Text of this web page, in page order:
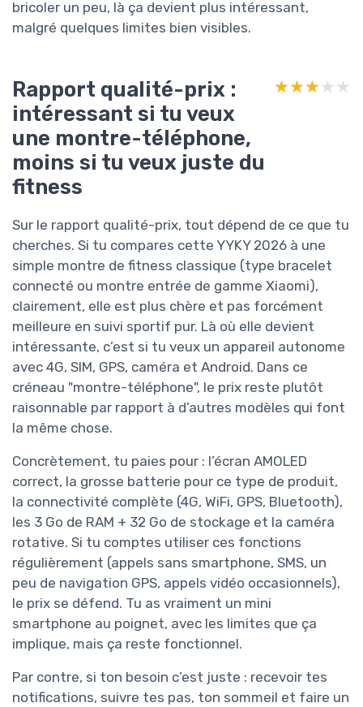
bricoler un peu, là ça devient plus intéressant,
malgré quelques limites bien visibles.
Rapport qualité-prix :
intéressant si tu veux
une montre-téléphone,
moins si tu veux juste du
fitness
★★★★★
★★★★★
Sur le rapport qualité-prix, tout dépend de ce que tu
cherches. Si tu compares cette YYKY 2026 à une
simple montre de fitness classique (type bracelet
connecté ou montre entrée de gamme Xiaomi),
clairement, elle est plus chère et pas forcément
meilleure en suivi sportif pur. Là où elle devient
intéressante, c’est si tu veux un appareil autonome
avec 4G, SIM, GPS, caméra et Android. Dans ce
créneau "montre-téléphone", le prix reste plutôt
raisonnable par rapport à d’autres modèles qui font
la même chose.
Concrètement, tu paies pour : l’écran AMOLED
correct, la grosse batterie pour ce type de produit,
la connectivité complète (4G, WiFi, GPS, Bluetooth),
les 3 Go de RAM + 32 Go de stockage et la caméra
rotative. Si tu comptes utiliser ces fonctions
régulièrement (appels sans smartphone, SMS, un
peu de navigation GPS, appels vidéo occasionnels),
le prix se défend. Tu as vraiment un mini
smartphone au poignet, avec les limites que ça
implique, mais ça reste fonctionnel.
Par contre, si ton besoin c’est juste : recevoir tes
notifications, suivre tes pas, ton sommeil et faire un